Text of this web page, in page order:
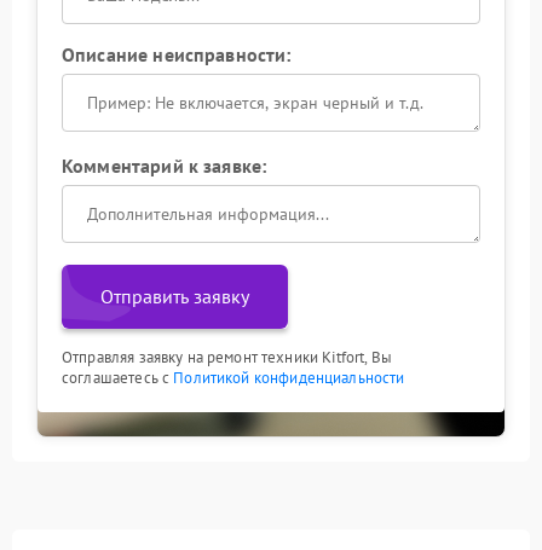
Описание неисправности:
Комментарий к заявке:
Отправить заявку
Отправляя заявку на ремонт техники Kitfort, Вы
соглашаетесь с Политикой конфиденциальности